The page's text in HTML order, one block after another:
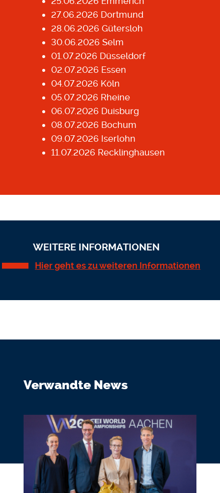
27.06.2026 Dortmund
28.06.2026 Gütersloh
30.06.2026 Selm
01.07.2026 Düsseldorf
02.07.2026 Essen
04.07.2026 Köln
05.07.2026 Rheine
06.07.2026 Duisburg
08.07.2026 Bochum
09.07.2026 Iserlohn
11.07.2026 Recklinghausen
WEITERE INFORMATIONEN
Hier geht es zu weiteren Informationen
Verwandte News
Bildmedium